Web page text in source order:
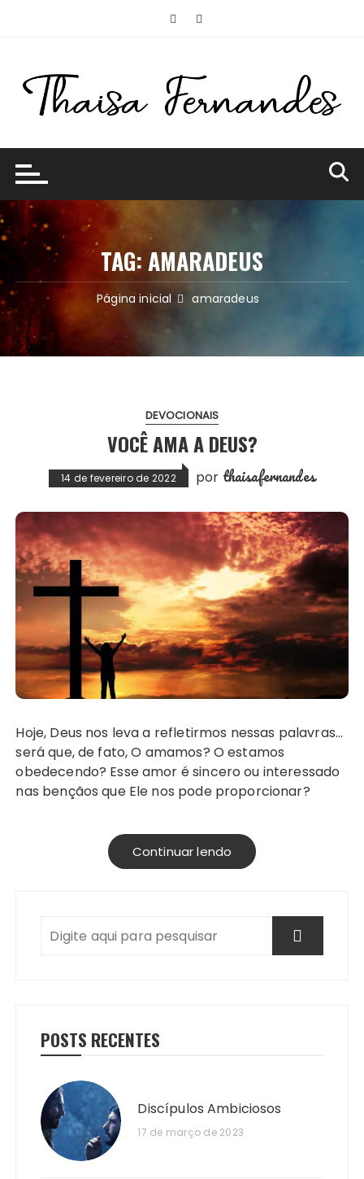
TAG:AMARADEUS
Página inicial amaradeus
DEVOCIONAIS
VOCÊ AMA A DEUS?
14 de fevereiro de 2022 por thaisafernandes
Hoje, Deus nos leva a refletirmos nessas palavras…
será que, de fato, O amamos? O estamos
obedecendo? Esse amor é sincero ou interessado
nas bençãos que Ele nos pode proporcionar?
Continuar lendo
POSTS RECENTES
Discípulos Ambiciosos
17 de março de 2023